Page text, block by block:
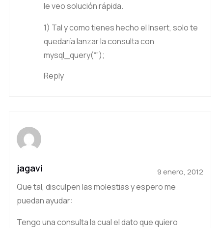
le veo solución rápida.
1) Tal y como tienes hecho el Insert, solo te
quedaría lanzar la consulta con
mysql_query(“”);
Reply
jagavi 9 enero, 2012
Que tal, disculpen las molestias y espero me
puedan ayudar:
Tengo una consulta la cual el dato que quiero